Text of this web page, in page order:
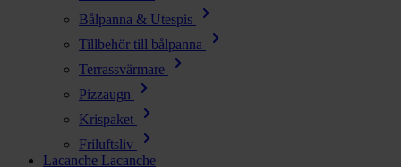
Bålpanna & Utespis chevron_right
Tillbehör till bålpanna chevron_right
Terrassvärmare chevron_right
Pizzaugn chevron_right
Krispaket chevron_right
Friluftsliv chevron_right
Lacanche Lacanche